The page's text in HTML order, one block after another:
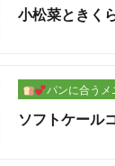
小松菜ときく
パンに合うメ
ソフトケール